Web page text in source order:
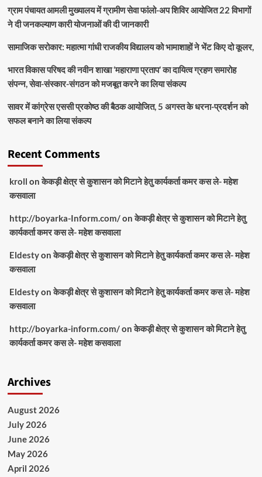
ग्राम पंचायत आमली मुख्यालय में ग्रामीण सेवा फांलो-अप शिविर आयोजित 22 विभागों
ने दी जनकल्याण कारी योजनाओं की दी जानकारी
सामाजिक सरोकार: महात्मा गांधी राजकीय विद्यालय को भामाशाहों ने भेंट किए दो कूलर,
भारत विकास परिषद की नवीन शाखा ‘महाराणा प्रताप’ का दायित्व ग्रहण समारोह
संपन्न, सेवा-संस्कार-संगठन को मजबूत करने का लिया संकल्प
सावर में कांग्रेस एससी प्रकोष्ठ की बैठक आयोजित, 5 अगस्त के धरना-प्रदर्शन को
सफल बनाने का लिया संकल्प
Recent Comments
kroll onकेकड़ी क्षेत्र से कुशासन को मिटाने हेतु कार्यकर्ता कमर कस ले- महेश
कसवाला
http://boyarka-Inform.com/onकेकड़ी क्षेत्र से कुशासन को मिटाने हेतु
कार्यकर्ता कमर कस ले- महेश कसवाला
Eldestyonकेकड़ी क्षेत्र से कुशासन को मिटाने हेतु कार्यकर्ता कमर कस ले- महेश
कसवाला
Eldestyonकेकड़ी क्षेत्र से कुशासन को मिटाने हेतु कार्यकर्ता कमर कस ले- महेश
कसवाला
http://boyarka-inform.com/onकेकड़ी क्षेत्र से कुशासन को मिटाने हेतु
कार्यकर्ता कमर कस ले- महेश कसवाला
Archives
August 2026
July 2026
June 2026
May 2026
April 2026